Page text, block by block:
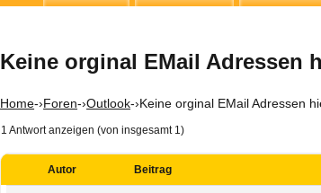
Keine orginal EMail Adressen
Home-›Foren-›Outlook-›Keine orginal EMail Adressen
1 Antwort anzeigen (von insgesamt 1)
Autor Beitrag